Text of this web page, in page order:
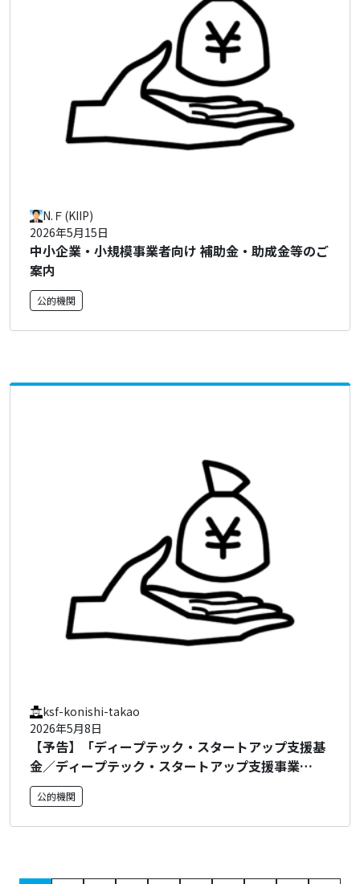
中小企業・小規模事業者向け 補助金・助成金等のご
案内
2026年5月15日
N.Ｆ(KIIP)
公的機関
【予告】「ディープテック・スタートアップ支援基
金／ディープテック・スタートアップ支援事業
（DTSU）」及び「GX分野のディープテック・スタ
ートアップに対する実用化研究開発・量産化実証支
援事業（GX）」の2026年度の公募について（予
2026年5月8日
ksf-konishi-takao
公的機関